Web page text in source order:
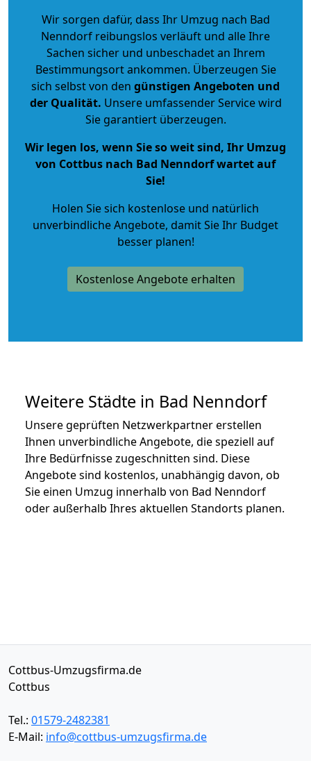
Wir sorgen dafür, dass Ihr Umzug nach Bad
Nenndorf reibungslos verläuft und alle Ihre
Sachen sicher und unbeschadet an Ihrem
Bestimmungsort ankommen. Überzeugen Sie
sich selbst von den günstigen Angeboten und
der Qualität. Unsere umfassender Service wird
Sie garantiert überzeugen.
Wir legen los, wenn Sie so weit sind, Ihr Umzug
von Cottbus nach Bad Nenndorf wartet auf
Sie!
Holen Sie sich kostenlose und natürlich
unverbindliche Angebote, damit Sie Ihr Budget
besser planen!
Kostenlose Angebote erhalten
Weitere Städte in Bad Nenndorf
Unsere geprüften Netzwerkpartner erstellen
Ihnen unverbindliche Angebote, die speziell auf
Ihre Bedürfnisse zugeschnitten sind. Diese
Angebote sind kostenlos, unabhängig davon, ob
Sie einen Umzug innerhalb von Bad Nenndorf
oder außerhalb Ihres aktuellen Standorts planen.
Cottbus-Umzugsfirma.de
Cottbus
Tel.: 01579-2482381
E-Mail: info@cottbus-umzugsfirma.de